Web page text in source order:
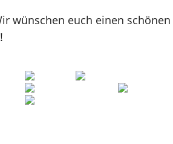
wünschen euch einen schönen